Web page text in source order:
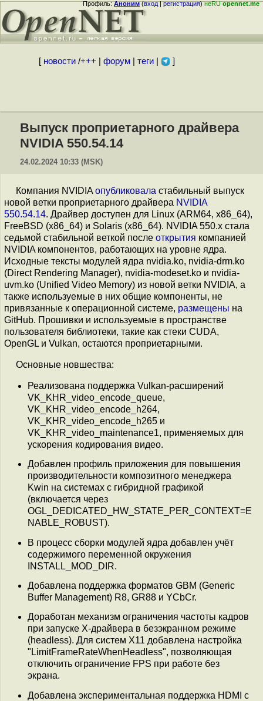
Профиль:Аноним(вход|регистрация)неRUopennet.me
[ новости/+++ форум| теги| ]
Выпуск проприетарного драйвера
NVIDIA 550.54.14
24.02.2024 10:33 (MSK)
Компания NVIDIA опубликовала стабильный выпуск
новой ветки проприетарного драйвера NVIDIA
550.54.14. Драйвер доступен для Linux (ARM64, x86_64),
FreeBSD (x86_64) и Solaris (x86_64). NVIDIA 550.x стала
седьмой стабильной веткой после открытия компанией
NVIDIA компонентов, работающих на уровне ядра.
Исходные тексты модулей ядра nvidia.ko, nvidia-drm.ko
(Direct Rendering Manager), nvidia-modeset.ko и nvidia-
uvm.ko (Unified Video Memory) из новой ветки NVIDIA, а
также используемые в них общие компоненты, не
привязанные к операционной системе, размещены на
GitHub. Прошивки и используемые в пространстве
пользователя библиотеки, такие как стеки CUDA,
OpenGL и Vulkan, остаются проприетарными.
Основные новшества:
Реализована поддержка Vulkan-расширений
VK_KHR_video_encode_queue,
VK_KHR_video_encode_h264,
VK_KHR_video_encode_h265 и
VK_KHR_video_maintenance1, применяемых для
ускорения кодирования видео.
Добавлен профиль приложения для повышения
производительности композитного менеджера
Kwin на системах с гибридной графикой
(включается через
OGL_DEDICATED_HW_STATE_PER_CONTEXT=E
NABLE_ROBUST).
В процесс сборки модулей ядра добавлен учёт
содержимого переменной окружения
INSTALL_MOD_DIR.
Добавлена поддержка форматов GBM (Generic
Buffer Management) R8, GR88 и YCbCr.
Доработан механизм ограничения частоты кадров
при запуске X-драйвера в безэкранном режиме
(headless). Для систем X11 добавлена настройка
"LimitFrameRateWhenHeadless", позволяющая
отключить ограничение FPS при работе без
экрана.
Добавлена экспериментальная поддержка HDMI с